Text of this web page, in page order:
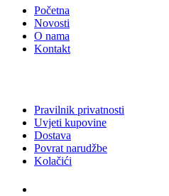
Početna
Novosti
O nama
Kontakt
Pravilnik privatnosti
Uvjeti kupovine
Dostava
Povrat narudžbe
Kolačići